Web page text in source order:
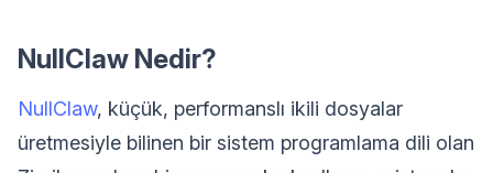
NullClaw Nedir?
NullClaw, küçük, performanslı ikili dosyalar
üretmesiyle bilinen bir sistem programlama dili olan